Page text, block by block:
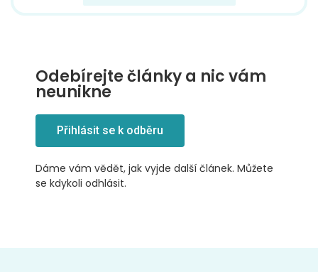
Odebírejte články a nic vám
neunikne
Přihlásit se k odběru
Dáme vám vědět, jak vyjde další článek. Můžete
se kdykoli odhlásit.